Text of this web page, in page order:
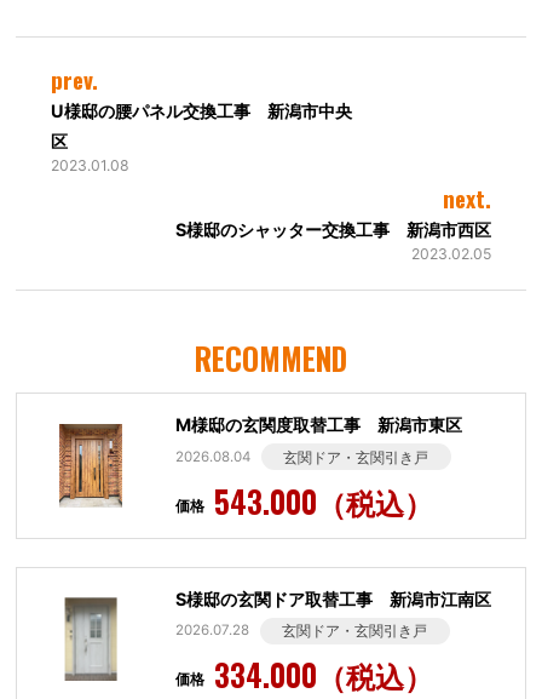
prev.
U様邸の腰パネル交換工事 新潟市中央
区
2023.01.08
next.
S様邸のシャッター交換工事 新潟市西区
2023.02.05
RECOMMEND
M様邸の玄関度取替工事 新潟市東区
2026.08.04 玄関ドア・玄関引き戸
価格 543.000（税込）
S様邸の玄関ドア取替工事 新潟市江南区
2026.07.28 玄関ドア・玄関引き戸
価格 334.000（税込）